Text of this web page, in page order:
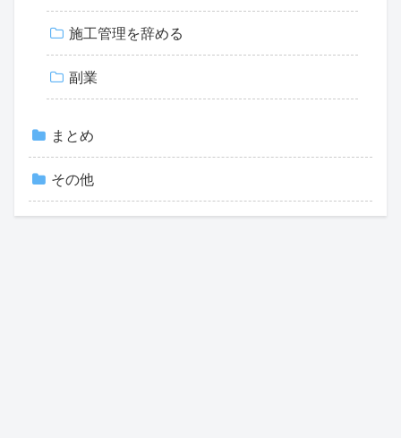
施工管理を辞める
副業
まとめ
その他